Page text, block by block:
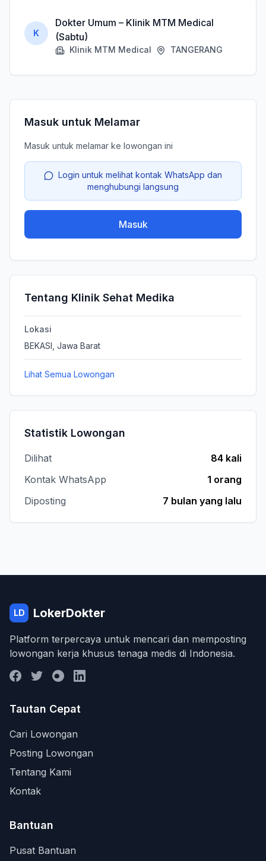
K
Dokter Umum – Klinik MTM Medical
(Sabtu)
Klinik MTM Medical TANGERANG
Masuk untuk Melamar
Masuk untuk melamar ke lowongan ini
Login untuk melihat kontak WhatsApp dan
menghubungi langsung
Masuk
Tentang Klinik Sehat Medika
Lokasi
BEKASI, Jawa Barat
Lihat Semua Lowongan
Statistik Lowongan
Dilihat
84 kali
Kontak WhatsApp
1 orang
Diposting
7 bulan yang lalu
LD LokerDokter
Platform terpercaya untuk mencari dan memposting
lowongan kerja khusus tenaga medis di Indonesia.
Tautan Cepat
Cari Lowongan
Posting Lowongan
Tentang Kami
Kontak
Bantuan
Pusat Bantuan